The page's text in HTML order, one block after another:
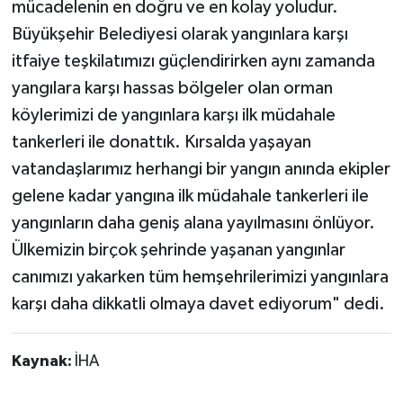
mücadelenin en doğru ve en kolay yoludur.
Büyükşehir Belediyesi olarak yangınlara karşı
itfaiye teşkilatımızı güçlendirirken aynı zamanda
yangılara karşı hassas bölgeler olan orman
köylerimizi de yangınlara karşı ilk müdahale
tankerleri ile donattık. Kırsalda yaşayan
vatandaşlarımız herhangi bir yangın anında ekipler
gelene kadar yangına ilk müdahale tankerleri ile
yangınların daha geniş alana yayılmasını önlüyor.
Ülkemizin birçok şehrinde yaşanan yangınlar
canımızı yakarken tüm hemşehrilerimizi yangınlara
karşı daha dikkatli olmaya davet ediyorum" dedi.
Kaynak: İHA